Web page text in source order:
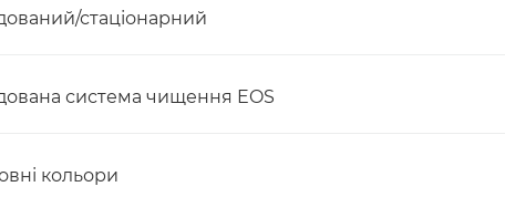
стаціонарний
система чищення EOS
кольори